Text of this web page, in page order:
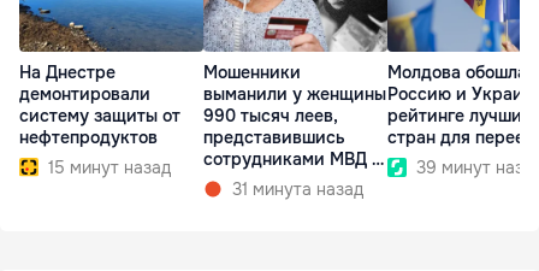
На Днестре
демонтировали
систему защиты от
нефтепродуктов
15 минут назад
Мошенники
выманили у женщины
990 тысяч леев,
представившись
сотрудниками МВД и
СИБ31 минута назад
Молдова обошла
Россию и
рейтинге лучших
стран для
39 минут